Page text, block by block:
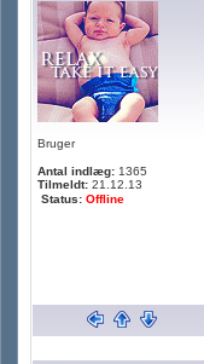
Bruger
Antal indlæg: 1365
Tilmeldt: 21.12.13
Status: Offline